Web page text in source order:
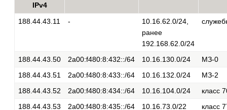
IPv4
188.44.43.11 -
10.16.62.0/24,
ранее
192.168.62.0/24
188.44.43.50 2a00:f480:8:432::/64 10.16.130.0/24
МЗ-0
188.44.43.51
2a00:f480:8:433::/64 10.16.132.0/24
МЗ-2
188.44.43.52
2a00:f480:8:434::/64 10.16.104.0/24
класс
188.44.43.53
2a00:f480:8:435::/64 10.16.73.0/22
класс